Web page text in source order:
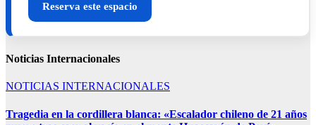
Reserva este espacio
Noticias Internacionales
NOTICIAS INTERNACIONALES
Tragedia en la cordillera blanca: «Escalador chileno de 21 años